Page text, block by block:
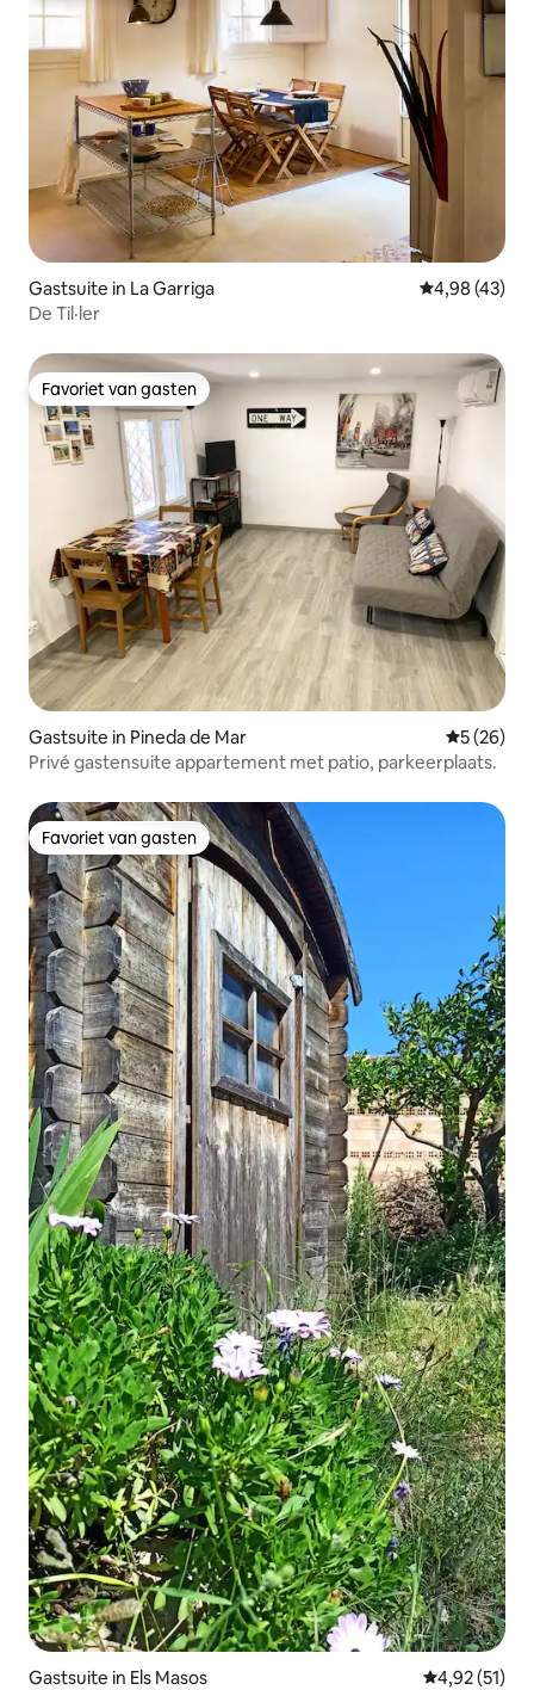
Gastsuite in La Garriga Gemiddelde
4,98 (43)
De Til·ler
Favoriet van gasten
Favoriet van gasten
Gastsuite in Pineda de Mar
5 (26)
Privé gastensuite appartement met patio, parkeerplaats.
Favoriet van gasten
Favoriet van gasten
Gastsuite in Els Masos Gemiddelde
4,92 (51)